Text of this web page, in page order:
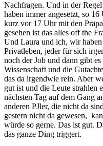
Nachfragen. Und in der
haben immer angesetzt, so
kurz vor 17 Uhr mit den
gesehen ist das alles off the
Und Laura und ich, wir
Privatleben, jeder für sich
noch der Job und dann gibt
Wissenschaft und die
das da irgendwie rein. Aber
gut ist und die Leute strahlen
nächsten Tag auf dem Gang
anderen PJler, die nicht da
gestern nicht da gewesen,
würde so gerne. Das ist gut.
das ganze Ding triggert.